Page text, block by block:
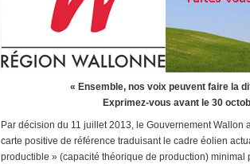
« Ensemble, nos voix peuvent faire la
Exprimez-vous avant le 30
Par décision du 11 juillet 2013, le Gouvernement Wallon
carte positive de référence traduisant le cadre éolien
productible » (capacité théorique de production) minimal